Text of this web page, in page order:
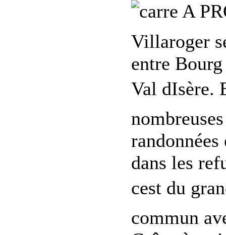
A
Villaroger
entre
Val
dans les
cest du
commun